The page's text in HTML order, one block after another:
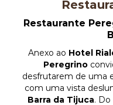
Restaurante
Anexo ao Hotel
Peregrino
desfrutarem de uma
com uma vista
Barra da Tijuca.